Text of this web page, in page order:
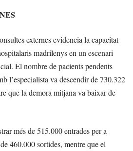
externes evidencia la capacitat
madrilenys en un escenari
El nombre de pacients pendents
l’especialista va descendir de 730.322
que la demora mitjana va baixar de
més de 515.000 entrades per a
460.000 sortides, mentre que el